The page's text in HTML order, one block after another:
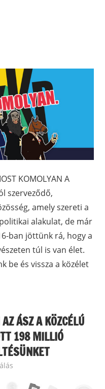
KOMOLYAN A
szerveződő,
amely szereti a
alakulat, de már
ban jöttünk rá, hogy a
túl is van élet.
be és vissza a közélet
ÁSZ A KÖZCÉLÚ
198 MILLIÓ